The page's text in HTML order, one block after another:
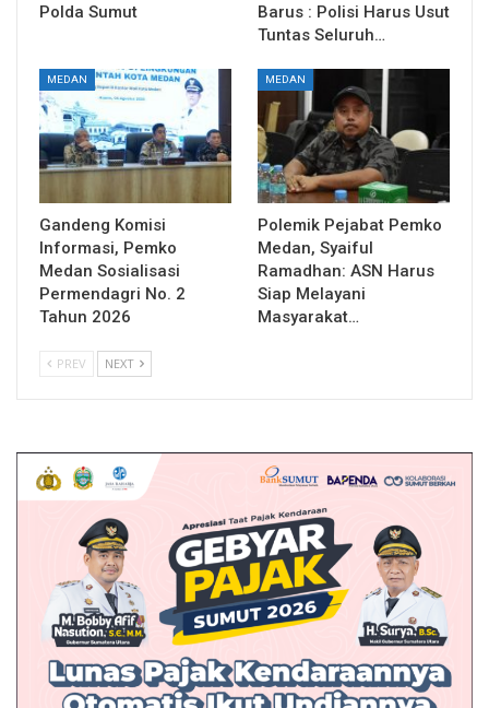
Polda Sumut
Barus : Polisi Harus Usut
Tuntas Seluruh…
MEDAN
Gandeng Komisi
Informasi, Pemko
Medan Sosialisasi
Permendagri No. 2
Tahun 2026
MEDAN
Polemik Pejabat Pemko
Medan, Syaiful
Ramadhan: ASN Harus
Siap Melayani
Masyarakat…
PREV NEXT